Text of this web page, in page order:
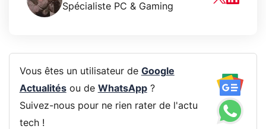
Spécialiste PC & Gaming
Vous êtes un utilisateur de Google
Actualitésou de WhatsApp?
Suivez-nous pour ne rien rater de l'actu
tech !